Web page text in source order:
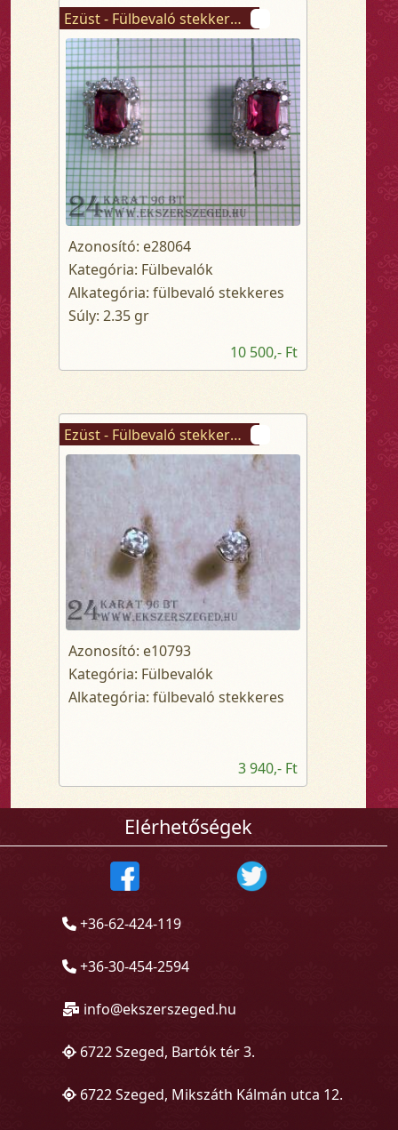
Ezüst - Fülbevaló stekkeres
Azonosító: e28064
Kategória: Fülbevalók
Alkategória: fülbevaló stekkeres
Súly: 2.35 gr
10 500,- Ft
Ezüst - Fülbevaló stekkeres
Azonosító: e10793
Kategória: Fülbevalók
Alkategória: fülbevaló stekkeres
3 940,- Ft
Elérhetőségek
+36-62-424-119
+36-30-454-2594
info@ekszerszeged.hu
6722 Szeged, Bartók tér 3.
6722 Szeged, Mikszáth Kálmán utca 12.